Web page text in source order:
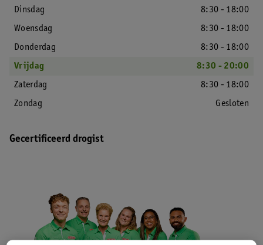
Dinsdag
8:30 - 18:00
Woensdag
8:30 - 18:00
Donderdag
8:30 - 18:00
Vrijdag
8:30 - 20:00
Zaterdag
8:30 - 18:00
Zondag
Gesloten
Gecertificeerd drogist